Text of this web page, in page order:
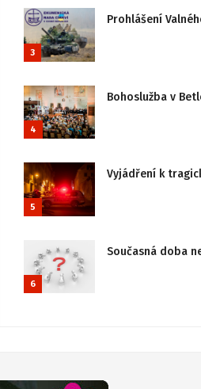
3
Prohlášení
4
Bohoslužba v
5
Vyjádření k
6
Současná doba